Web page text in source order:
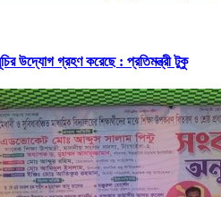
উদ্যোগ গ্রহণ করেছে : প্রতিমন্ত্রী টুকু